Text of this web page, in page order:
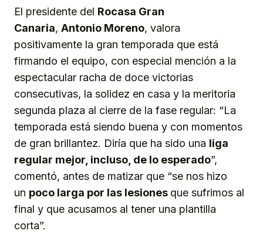
El presidente del Rocasa Gran
Canaria, Antonio Moreno, valora
positivamente la gran temporada que está
firmando el equipo, con especial mención a la
espectacular racha de doce victorias
consecutivas, la solidez en casa y la meritoria
segunda plaza al cierre de la fase regular: “La
temporada está siendo buena y con momentos
de gran brillantez. Diría que ha sido una liga
regular mejor, incluso, de lo esperado”,
comentó, antes de matizar que “se nos hizo
un poco larga por las lesiones que sufrimos al
final y que acusamos al tener una plantilla
corta”.